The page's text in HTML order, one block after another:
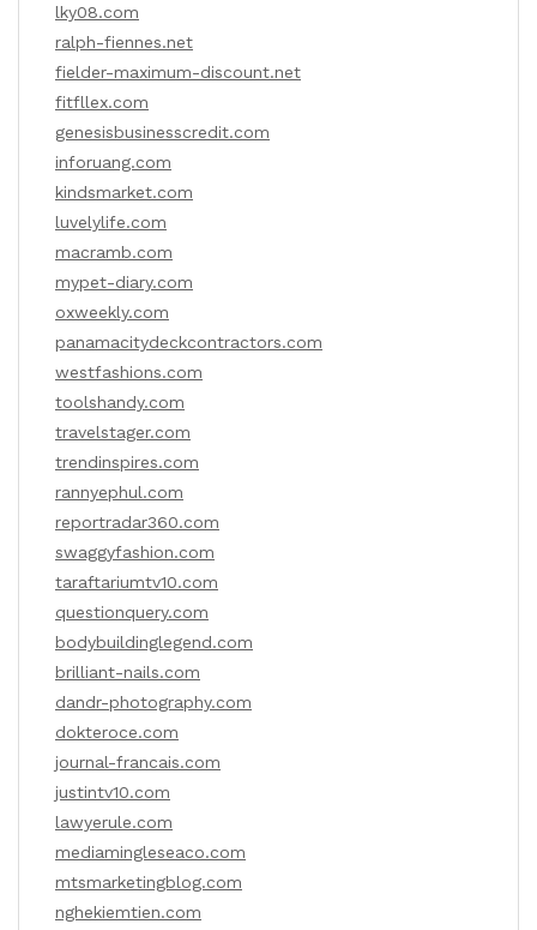
lky08.com
ralph-fiennes.net
fielder-maximum-discount.net
fitfllex.com
genesisbusinesscredit.com
inforuang.com
kindsmarket.com
luvelylife.com
macramb.com
mypet-diary.com
oxweekly.com
panamacitydeckcontractors.com
westfashions.com
toolshandy.com
travelstager.com
trendinspires.com
rannyephul.com
reportradar360.com
swaggyfashion.com
taraftariumtv10.com
questionquery.com
bodybuildinglegend.com
brilliant-nails.com
dandr-photography.com
dokteroce.com
journal-francais.com
justintv10.com
lawyerule.com
mediamingleseaco.com
mtsmarketingblog.com
nghekiemtien.com